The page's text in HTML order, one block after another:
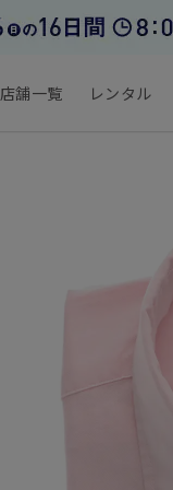
店舗一覧 レンタル